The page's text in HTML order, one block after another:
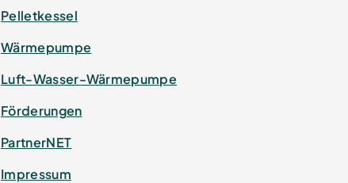
Pelletkessel
Wärmepumpe
Luft-Wasser-Wärmepumpe
Förderungen
PartnerNET
Impressum